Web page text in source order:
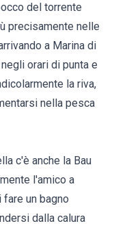
del torrente
precisamente nelle
a Marina di
orari di punta e
la riva,
nella pesca
c'è anche la Bau
l'amico a
un bagno
dalla calura